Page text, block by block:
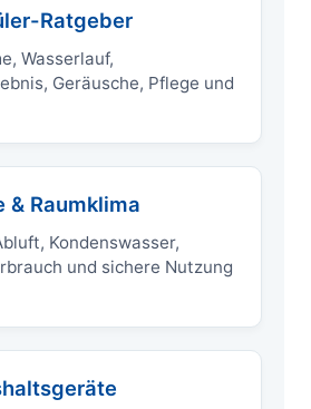
Ratgeber
Wasserlauf,
Geräusche, Pflege und
& Raumklima
Kondenswasser,
und sichere Nutzung